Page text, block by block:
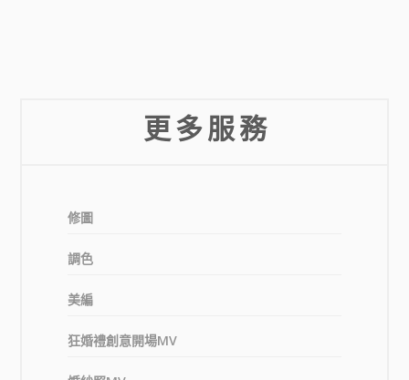
更 多 服 務
修圖
調色
美編
狂婚禮創意開場MV